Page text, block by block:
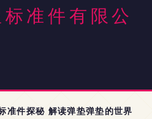
准件有限公
准件探秘 解读弹垫弹垫的世界